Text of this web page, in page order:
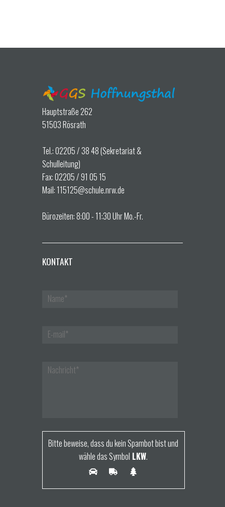
Hauptstraße 262
51503 Rösrath
Tel.: 02205 / 38 48 (Sekretariat &
Schulleitung)
Fax: 02205 / 91 05 15
Mail: 115125@schule.nrw.de
Bürozeiten: 8:00 - 11:30 Uhr Mo.-Fr.
KONTAKT
Bitte beweise, dass du kein Spambot bist und
wähle das Symbol LKW.